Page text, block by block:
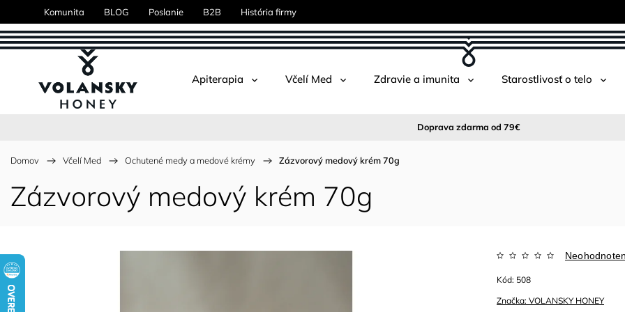
Komunita BLOG Poslanie B2B História firmy
Apiterapia Včelí Med Zdravie a imunita Starostlivosť o telo
Doprava zdarma od 79€
Domov / Včelí Med / Ochutené medy a medové krémy / Zázvorový medový krém 70g
Zázvorový medový krém 70g
Značka:VOLANSKY HONEY
Kód: 508